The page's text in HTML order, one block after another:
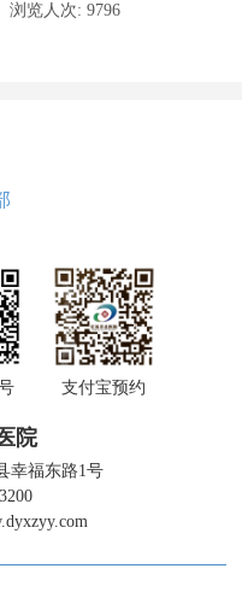
浏览人次: 9796
支付宝预约
院
幸福东路1号